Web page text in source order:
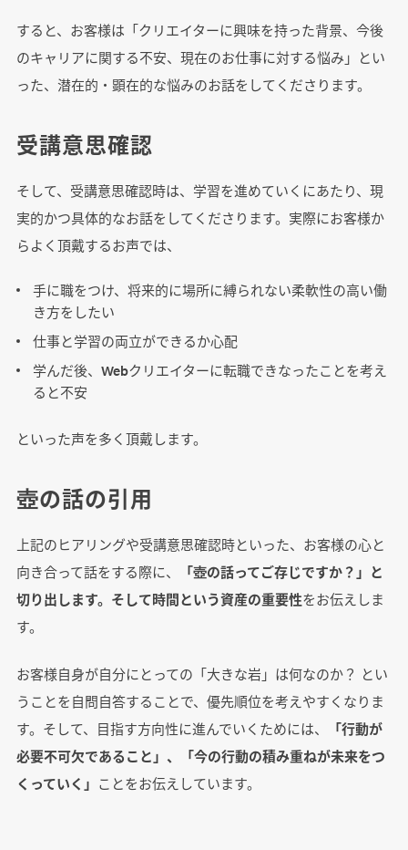
すると、お客様は「クリエイターに興味を持った背景、今後
のキャリアに関する不安、現在のお仕事に対する悩み」とい
った、潜在的・顕在的な悩みのお話をしてくださります。
受講意思確認
そして、受講意思確認時は、学習を進めていくにあたり、現
実的かつ具体的なお話をしてくださります。実際にお客様か
らよく頂戴するお声では、
手に職をつけ、将来的に場所に縛られない柔軟性の高い働
き方をしたい
仕事と学習の両立ができるか心配
学んだ後、Webクリエイターに転職できなったことを考え
ると不安
といった声を多く頂戴します。
壺の話の引用
上記のヒアリングや受講意思確認時といった、お客様の心と
向き合って話をする際に、
「壺の話ってご存じですか？」と
切り出します。そして時間という資産の重要性をお伝えしま
す。
お客様自身が自分にとっての「大きな岩」は何なのか？ とい
うことを自問自答することで、優先順位を考えやすくなりま
す。そして、目指す方向性に進んでいくためには、
「行動が
必要不可欠であること」、「今の行動の積み重ねが未来をつ
くっていく」 ことをお伝えしています。